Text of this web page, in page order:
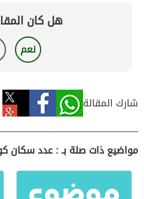
هل كان
نعم
شارك المقالة
مواضيع ذات صلة بـ : عدد سكان